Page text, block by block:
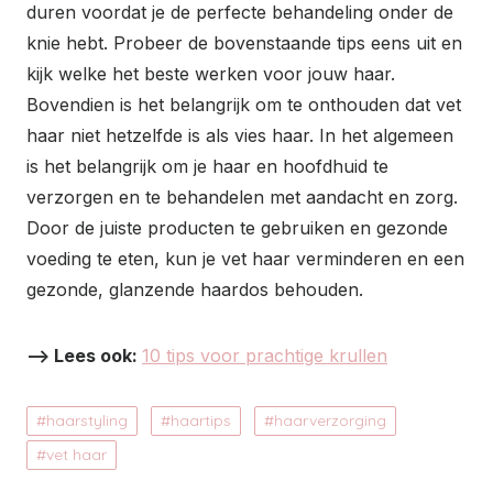
duren voordat je de perfecte behandeling onder de
knie hebt. Probeer de bovenstaande tips eens uit en
kijk welke het beste werken voor jouw haar.
Bovendien is het belangrijk om te onthouden dat vet
haar niet hetzelfde is als vies haar. In het algemeen
is het belangrijk om je haar en hoofdhuid te
verzorgen en te behandelen met aandacht en zorg.
Door de juiste producten te gebruiken en gezonde
voeding te eten, kun je vet haar verminderen en een
gezonde, glanzende haardos behouden.
–> Lees ook: 10 tips voor prachtige krullen
haarstyling haartips
haarverzorging
vet haar